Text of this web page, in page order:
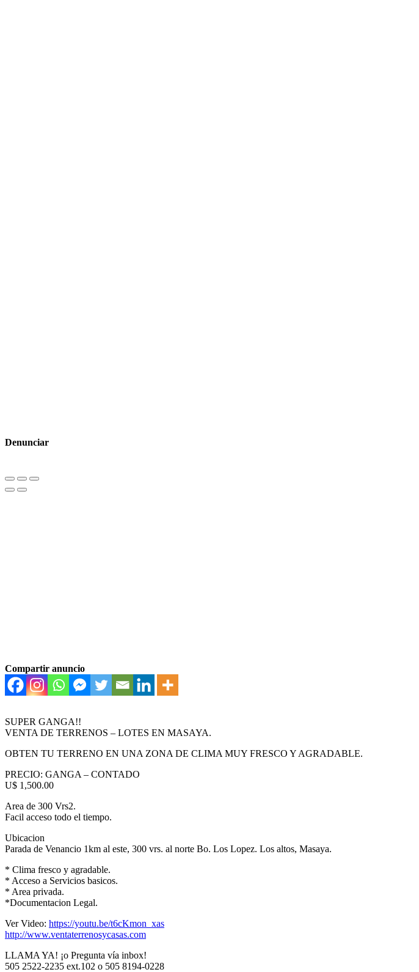
Denunciar
Compartir anuncio
SUPER GANGA!!
VENTA DE TERRENOS – LOTES EN MASAYA.
OBTEN TU TERRENO EN UNA ZONA DE CLIMA MUY FRESCO Y AGRADABLE.
PRECIO: GANGA – CONTADO
U$ 1,500.00
Area de 300 Vrs2.
Facil acceso todo el tiempo.
Ubicacion
Parada de Venancio 1km al este, 300 vrs. al norte Bo. Los Lopez. Los altos, Masaya.
* Clima fresco y agradable.
* Acceso a Servicios basicos.
* Area privada.
*Documentacion Legal.
Ver Video: https://youtu.be/t6cKmon_xas
http://www.ventaterrenosycasas.com
LLAMA YA! ¡o Pregunta vía inbox!
505 2522-2235 ext.102 o 505 8194-0228